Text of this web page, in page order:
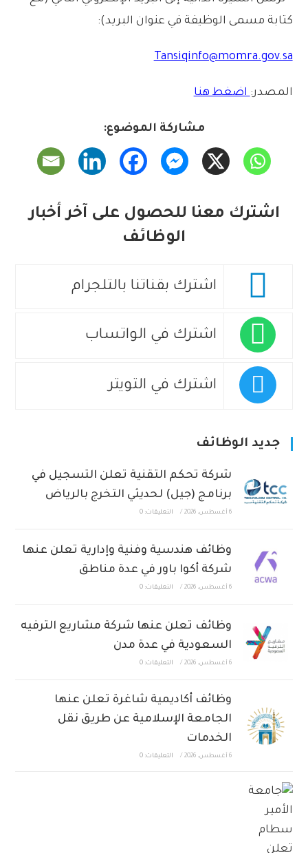
كتابة مسمى الوظيفة في عنوان البريد):
Tansiqinfo@momra.gov.sa
المصدر: اضغط هنا
مشاركة الموضوع:
اشترك معنا للحصول على آخر أخبار
الوظائف
اشترك بقناتنا بالتلجرام
اشترك في الواتساب
اشترك في التويتر
جديد الوظائف
شركة تحكم التقنية تعلن التسجيل في
برنامج (جيل) لحديثي التخرج بالرياض
6 أغسطس، 2026 / التعليقات: 0
وظائف هندسية وفنية وإدارية تعلن عنها
شركة أكوا باور في عدة مناطق
6 أغسطس، 2026 / التعليقات: 0
وظائف تعلن عنها شركة مشاريع الترفيه
السعودية في عدة مدن
6 أغسطس، 2026 / التعليقات: 0
وظائف أكاديمية شاغرة تعلن عنها
الجامعة الإسلامية عن طريق نقل
الخدمات
6 أغسطس، 2026 / التعليقات: 0